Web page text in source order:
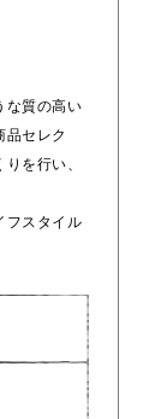
な質の高い
品セレク
を行い、
フスタイル